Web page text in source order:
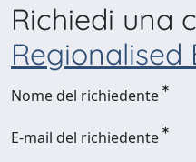
Richiedi una
Regionalised
Nome del richiedente
E-mail del richiedente